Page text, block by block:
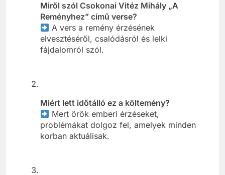
Miről szól Csokonai Vitéz Mihály „A
Reményhez” című verse?
A vers a remény érzésének
elvesztéséről, csalódásról és lelki
fájdalomról szól.
Miért lett időtálló ez a költemény?
Mert örök emberi érzéseket,
problémákat dolgoz fel, amelyek minden
korban aktuálisak.